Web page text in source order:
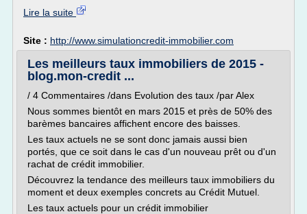
Lire la suite
Site : http://www.simulationcredit-immobilier.com
Les meilleurs taux immobiliers de 2015 -
blog.mon-credit ...
/ 4 Commentaires /dans Evolution des taux /par Alex
Nous sommes bientôt en mars 2015 et près de 50% des
barèmes bancaires affichent encore des baisses.
Les taux actuels ne se sont donc jamais aussi bien
portés, que ce soit dans le cas d'un nouveau prêt ou d'un
rachat de crédit immobilier.
Découvrez la tendance des meilleurs taux immobiliers du
moment et deux exemples concrets au Crédit Mutuel.
Les taux actuels pour un crédit immobilier